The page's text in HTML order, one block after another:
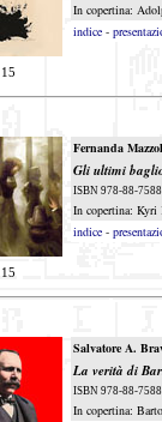
In copertina:
indice -
15
Fernanda
Gli ultimi
ISBN 978-88-
In copertina:
indice -
15
Salvatore A.
La verità di
ISBN 978-88-
In copertina: